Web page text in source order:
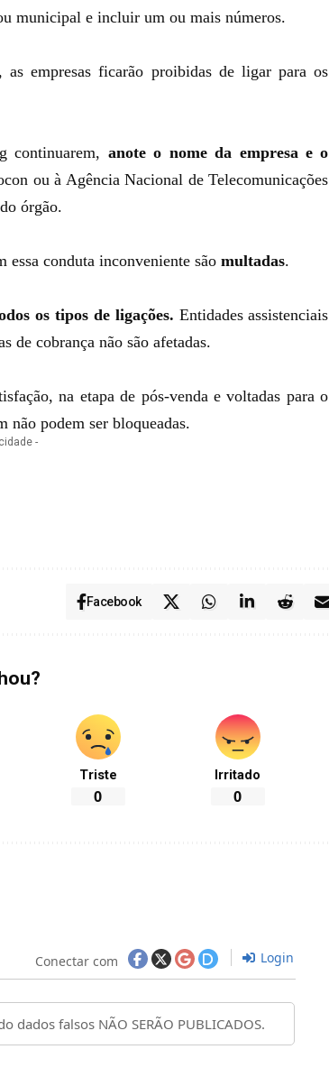
municipal e incluir um ou mais números.
as empresas ficarão proibidas de ligar para os
continuarem, anote o nome da empresa e o
ou à Agência Nacional de Telecomunicações
órgão.
essa conduta inconveniente sãomultadas.
os tipos de ligações. Entidades assistenciais
de cobrança não são afetadas.
na etapa de pós-venda e voltadas para o
não podem ser bloqueadas.
-
Facebook
Triste
0
Irritado
0
Conectar com Login